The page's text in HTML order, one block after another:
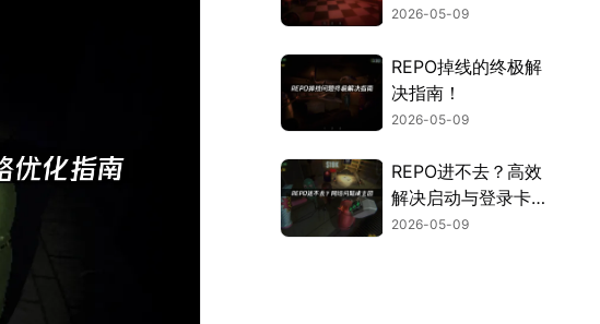
详解！
2026-05-09
REPO掉线的终极解
决指南！
2026-05-09
REPO进不去？高效
解决启动与登录卡死
问题全攻略！
2026-05-09